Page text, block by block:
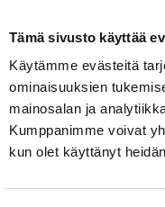
Tämä sivusto käyttää
Käytämme evästeitä
ominaisuuksien
mainosalan ja
Kumppanimme voivat
kun olet käyttänyt
ja ilmalämpö
CURRENT:
THERMIA LOGO